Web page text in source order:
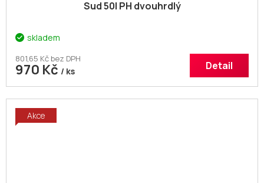
Sud 50l PH dvouhrdlý
skladem
801,65 Kč bez DPH
970 Kč / ks Detail
Akce